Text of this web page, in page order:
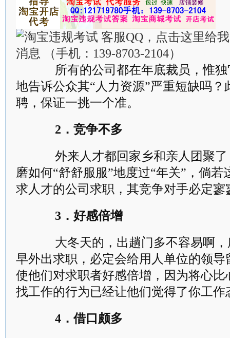
所有的公司都在年底裁员，惟独
地告诉公众其“人力资源”严重短缺吗
聘，保证一挑一个准。
2．竞争不多
外来人才都回家乡和亲人团聚了
磨如何“舒舒服服”地度过“年关”，倘
求人才的公司求职，其竞争对手必定寥
3．好感倍增
大冬天的，出趟门多不容易啊，
早外出求职，必定会给用人单位的领
使他们对求职者好感倍增，因为将心
找工作的行为已经让他们觉得了你工作
4．借口颇多